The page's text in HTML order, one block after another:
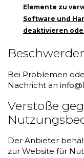
Elemente zu
Software und
deaktivieren
Bei Problemen
Nachricht an
Verstöße
Der Anbieter
zur Website für